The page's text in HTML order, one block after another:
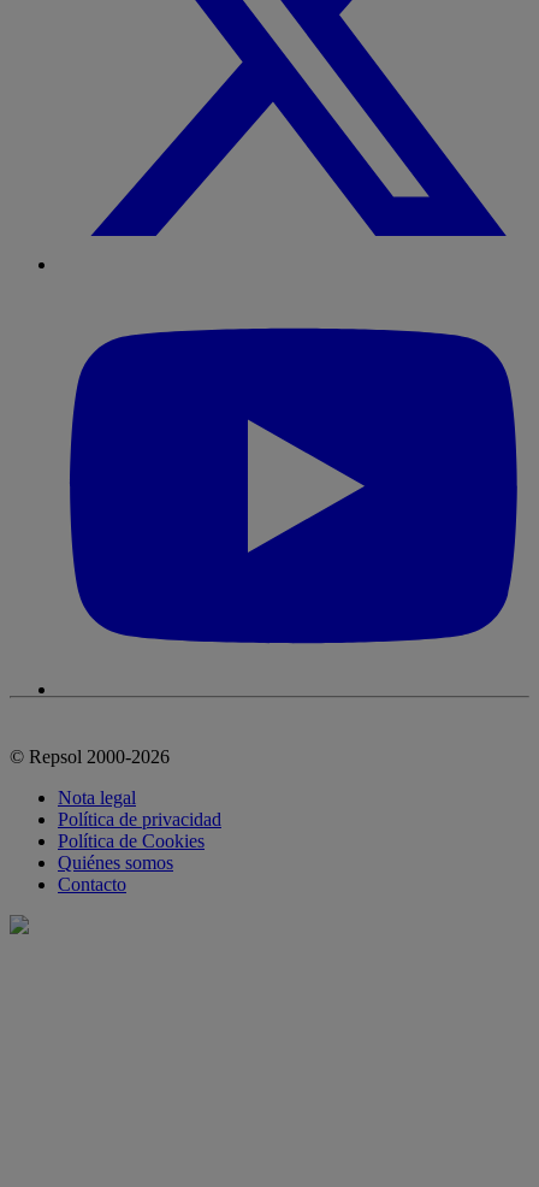
© Repsol 2000-2026
Nota legal
Política de privacidad
Política de Cookies
Quiénes somos
Contacto